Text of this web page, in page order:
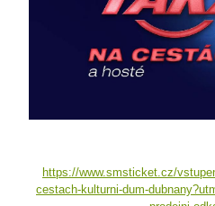
https://www.smsticket.cz/
cestach-kulturni-dum-